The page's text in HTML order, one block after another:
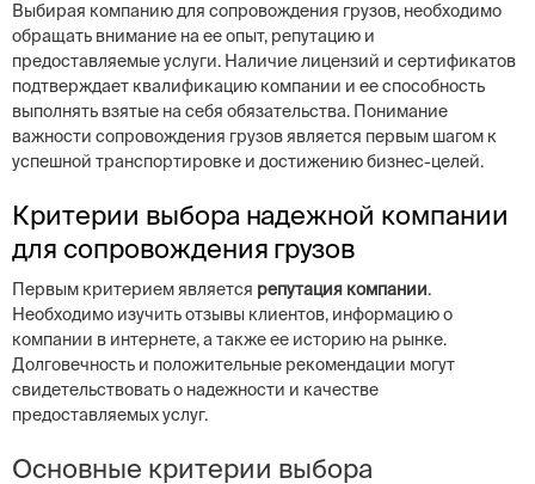
Выбирая компанию для сопровождения грузов, необходимо
обращать внимание на ее опыт, репутацию и
предоставляемые услуги. Наличие лицензий и сертификатов
подтверждает квалификацию компании и ее способность
выполнять взятые на себя обязательства. Понимание
важности сопровождения грузов является первым шагом к
успешной транспортировке и достижению бизнес-целей.
Критерии выбора надежной компании
для сопровождения грузов
Первым критерием является репутация компании.
Необходимо изучить отзывы клиентов, информацию о
компании в интернете, а также ее историю на рынке.
Долговечность и положительные рекомендации могут
свидетельствовать о надежности и качестве
предоставляемых услуг.
Основные критерии выбора